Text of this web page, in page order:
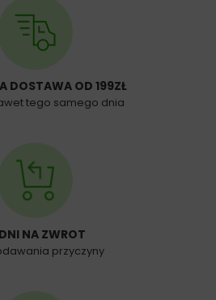
DOSTAWA OD 199ZŁ
tego samego dnia
NA ZWROT
przyczyny